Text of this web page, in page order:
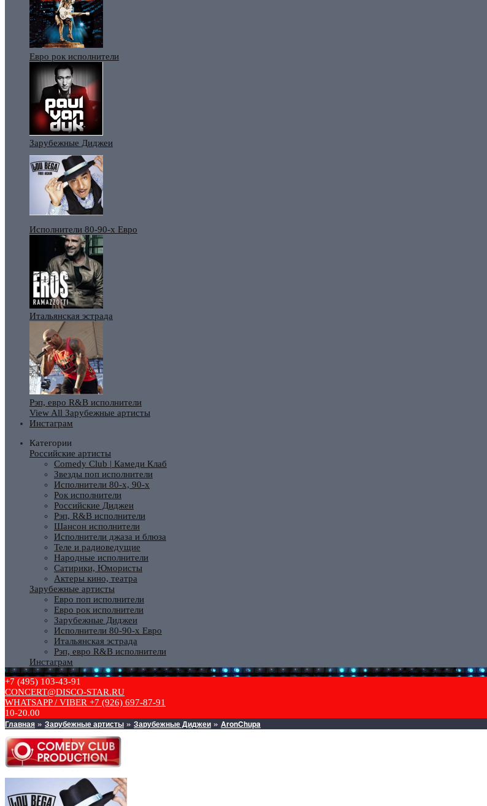
Евро рок исполнители
Зарубежные Диджеи
Исполнители 80-90-х Евро
Итальянская эстрада
Рэп, евро R&B исполнители
View All Зарубежные артисты
Инстаграм
Категории
Российские артисты
Comedy Club | Камеди Клаб
Звезды поп исполнители
Исполнители 80-х, 90-х
Рок исполнители
Российские Диджеи
Рэп, R&B исполнители
Шансон исполнители
Исполнители джаза и блюза
Теле и радиоведущие
Народные исполнители
Сатирики, Юмористы
Актеры кино, театра
Зарубежные артисты
Евро поп исполнители
Евро рок исполнители
Зарубежные Диджеи
Исполнители 80-90-х Евро
Итальянская эстрада
Рэп, евро R&B исполнители
Инстаграм
+7 (495) 103-43-91
CONCERT@DISCO-STAR.RU
WHATSAPP / VIBER +7 (926) 697-87-91
10-20.00
Главная » Зарубежные артисты » Зарубежные Диджеи » AronChupa